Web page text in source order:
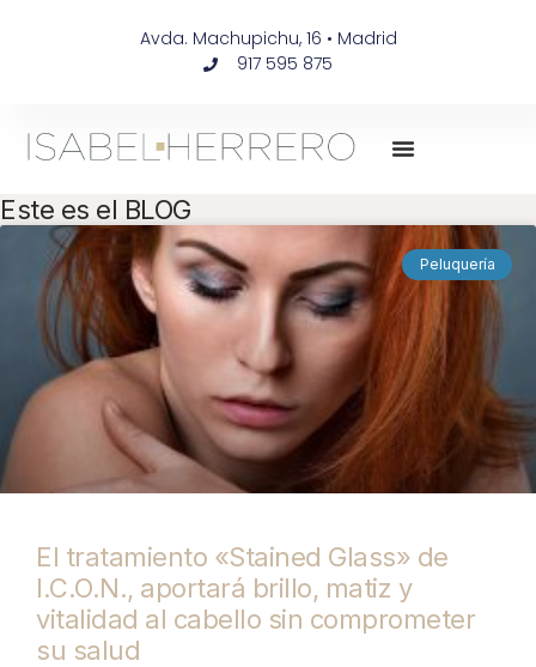
Avda. Machupichu, 16 • Madrid
917 595 875
Este es el BLOG
Peluquería
El tratamiento «Stained Glass» de
I.C.O.N., aportará brillo, matiz y
vitalidad al cabello sin comprometer
su salud